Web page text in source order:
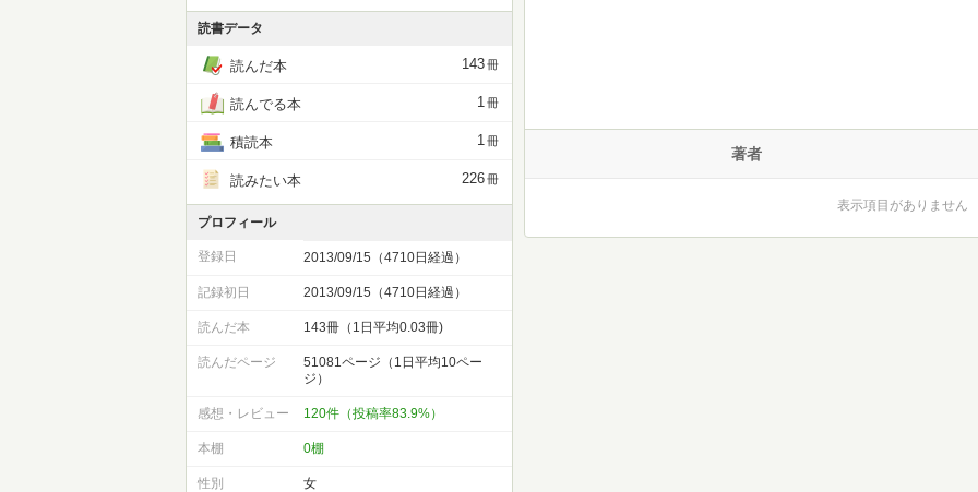
読書データ
読んだ本 143冊
読んでる本 1冊
積読本 1冊
読みたい本 226冊
プロフィール
登録日 2013/09/15（4710日経過）
記録初日 2013/09/15（4710日経過）
読んだ本 143冊（1日平均0.03冊)
読んだページ
51081ページ（1日平均10ペー
ジ）
感想・レビュー 120件（投稿率83.9%）
本棚 0棚
性別 女
著者
表示項目がありません